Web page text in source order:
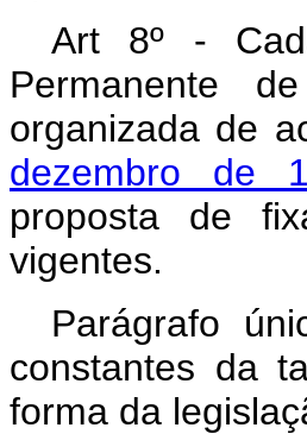
Art 8º -
Permanente
organizada de
dezembro de
proposta de
vigentes.
Parágrafo
constantes da
forma da